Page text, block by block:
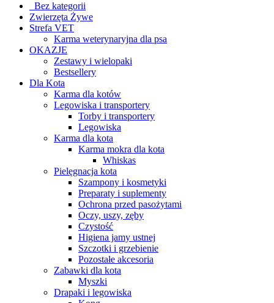
_Bez kategorii
Zwierzęta Żywe
Strefa VET
Karma weterynaryjna dla psa
OKAZJE
Zestawy i wielopaki
Bestsellery
Dla Kota
Karma dla kotów
Legowiska i transportery
Torby i transportery
Legowiska
Karma dla kota
Karma mokra dla kota
Whiskas
Pielęgnacja kota
Szampony i kosmetyki
Preparaty i suplementy
Ochrona przed pasożytami
Oczy, uszy, zęby
Czystość
Higiena jamy ustnej
Szczotki i grzebienie
Pozostałe akcesoria
Zabawki dla kota
Myszki
Drapaki i legowiska